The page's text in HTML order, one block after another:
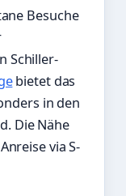
Besuche
Schiller-
bietet das
in den
Die Nähe
via S-